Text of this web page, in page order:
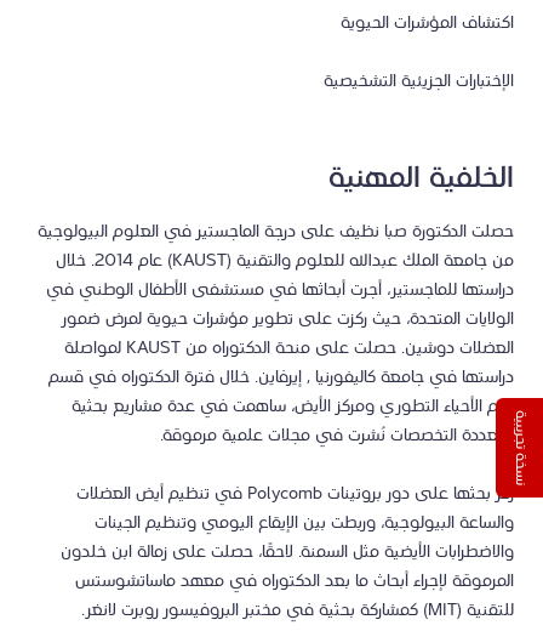
اكتشاف المؤشرات الحيوية
الإختبارات الجزيئية التشخيصية
الخلفية المهنية
حصلت الدكتورة صبا نظيف على درجة الماجستير في العلوم البيولوجية
من جامعة الملك عبدالله للعلوم والتقنية (KAUST) عام 2014. خلال
دراستها للماجستير، أجرت أبحاثها في مستشفى الأطفال الوطني في
الولايات المتحدة، حيث ركزت على تطوير مؤشرات حيوية لمرض ضمور
العضلات دوشين. حصلت على منحة الدكتوراه من KAUST لمواصلة
دراستها في جامعة كاليفورنيا , إيرفاين. خلال فترة الدكتوراه في قسم
علم الأحياء التطوري ومركز الأيض، ساهمت في عدة مشاريع بحثية
متعددة التخصصات نُشرت في مجلات علمية مرموقة.
ركز بحثها على دور بروتينات Polycomb في تنظيم أيض العضلات
والساعة البيولوجية، وربطت بين الإيقاع اليومي وتنظيم الجينات
والاضطرابات الأيضية مثل السمنة. لاحقًا، حصلت على زمالة ابن خلدون
المرموقة لإجراء أبحاث ما بعد الدكتوراه في معهد ماساتشوستس
للتقنية (MIT) كمشاركة بحثية في مختبر البروفيسور روبرت لانغر.
نسخة تجريبية